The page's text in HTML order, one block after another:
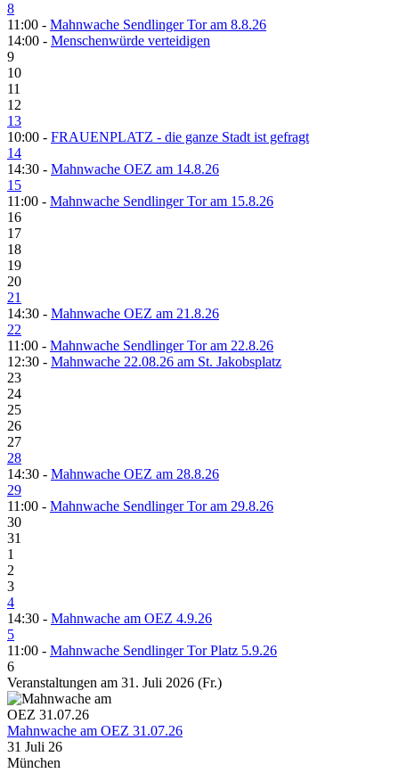
8
11:00 - Mahnwache Sendlinger Tor am 8.8.26
14:00 - Menschenwürde verteidigen
9
10
11
12
13
10:00 - FRAUENPLATZ - die ganze Stadt ist gefragt
14
14:30 - Mahnwache OEZ am 14.8.26
15
11:00 - Mahnwache Sendlinger Tor am 15.8.26
16
17
18
19
20
21
14:30 - Mahnwache OEZ am 21.8.26
22
11:00 - Mahnwache Sendlinger Tor am 22.8.26
12:30 - Mahnwache 22.08.26 am St. Jakobsplatz
23
24
25
26
27
28
14:30 - Mahnwache OEZ am 28.8.26
29
11:00 - Mahnwache Sendlinger Tor am 29.8.26
30
31
1
2
3
4
14:30 - Mahnwache am OEZ 4.9.26
5
11:00 - Mahnwache Sendlinger Tor Platz 5.9.26
6
Veranstaltungen am 31. Juli 2026 (Fr.)
Mahnwache am OEZ 31.07.26
31 Juli 26
München